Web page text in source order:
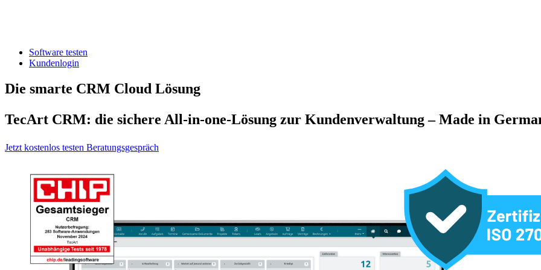
Software testen
Kundenlogin
Die smarte CRM Cloud Lösung
TecArt CRM: die sichere All-in-one-Lösung zur Kundenverwaltung – Made in
Jetzt kostenlos testen Beratungsgespräch